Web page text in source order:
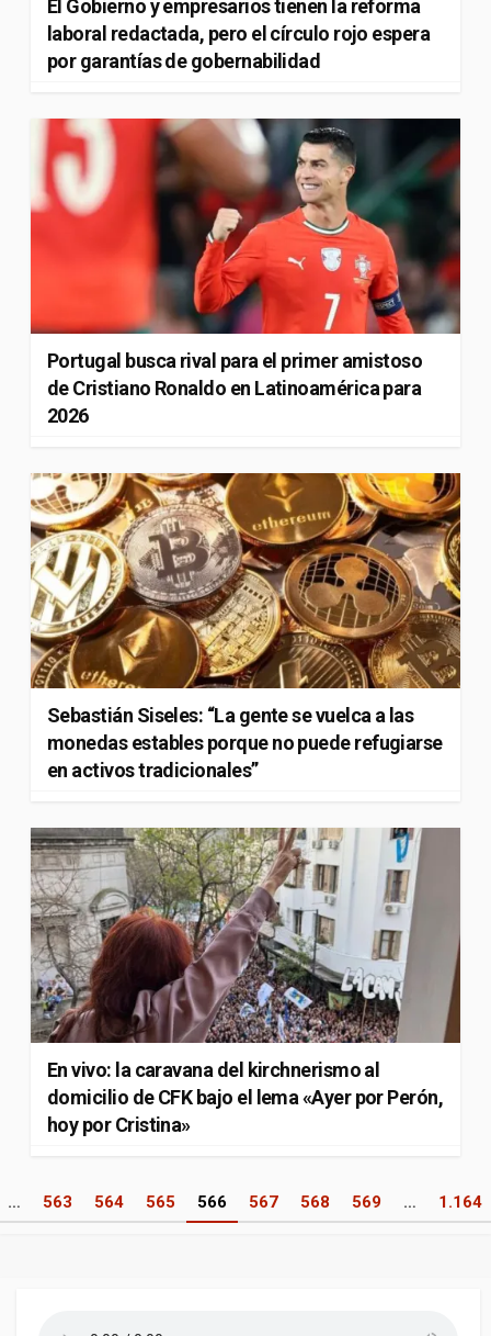
El Gobierno y empresarios tienen la reforma
laboral redactada, pero el círculo rojo espera
por garantías de gobernabilidad
Portugal busca rival para el primer amistoso
de Cristiano Ronaldo en Latinoamérica para
2026
Sebastián Siseles: “La gente se vuelca a las
monedas estables porque no puede refugiarse
en activos tradicionales”
En vivo: la caravana del kirchnerismo al
domicilio de CFK bajo el lema «Ayer por Perón,
hoy por Cristina»
Paginación
… 563 564 565 566 567 568 569 … 1.164